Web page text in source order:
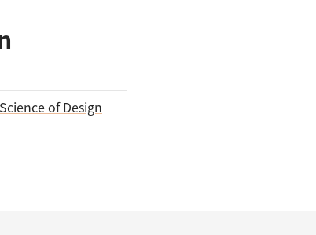
of Design